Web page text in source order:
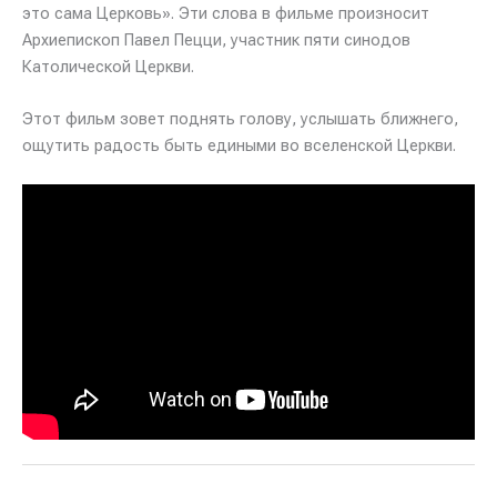
это сама Церковь». Эти слова в фильме произносит
Архиепископ Павел Пецци, участник пяти синодов
Католической Церкви.
Этот фильм зовет поднять голову, услышать ближнего,
ощутить радость быть едиными во вселенской Церкви.